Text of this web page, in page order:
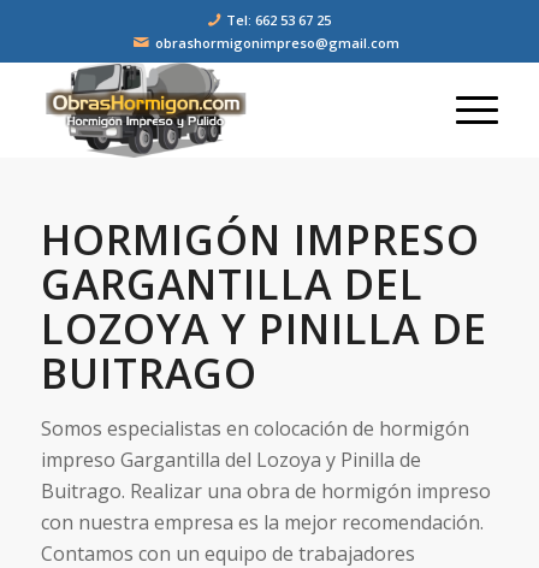
Tel: 662 53 67 25
obrashormigonimpreso@gmail.com
HORMIGÓN IMPRESO
GARGANTILLA DEL
LOZOYA Y PINILLA DE
BUITRAGO
Somos especialistas en colocación de hormigón
impreso Gargantilla del Lozoya y Pinilla de
Buitrago. Realizar una obra de hormigón impreso
con nuestra empresa es la mejor recomendación.
Contamos con un equipo de trabajadores